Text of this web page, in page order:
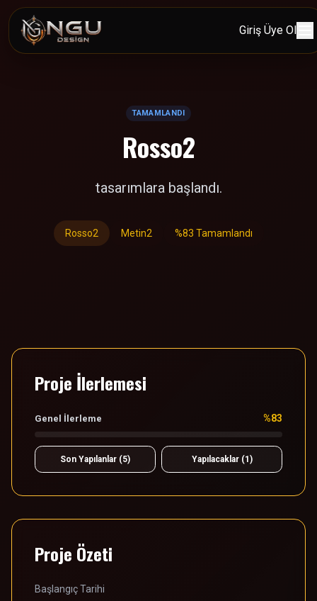
Giriş Üye Ol
TAMAMLANDI
Rosso2
tasarımlara başlandı.
Rosso2 Metin2 %83 Tamamlandı
Proje İlerlemesi
Genel İlerleme %83
Son Yapılanlar (5) Yapılacaklar (1)
Proje Özeti
Başlangıç Tarihi